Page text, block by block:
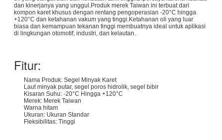
dan kinerjanya yang unggul.Produk merek Taiwan ini terbuat dari
kompon karet khusus dengan rentang pengoperasian -20°C hingga
+120°C dan ketahanan vakum yang tinggi.Ketahanan oli yang luar
biasa dan kemampuan tekanan tinggi membuatnya ideal untuk aplikasi
di lingkungan otomotif, industri, dan kelautan.
Fitur:
Nama Produk: Segel Minyak Karet
Laut minyak putar, segel poros hidrolik, segel bibir
Kisaran Suhu: -20°C Hingga +120°C
Merek: Merek Taiwan
Warna hitam
Ukuran: Ukuran Standar
Fleksibilitas: Tinggi